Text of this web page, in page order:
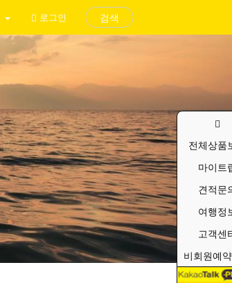
로그인 검색
전체상품
마이트
견적문
여행정
고객센
비회원예